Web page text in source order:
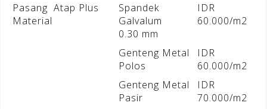
Pasang Atap Plus
Material
Spandek
Galvalum
0.30 mm
IDR
60.000/m2
Genteng Metal
Polos
IDR
60.000/m2
Genteng Metal
Pasir
IDR
70.000/m2